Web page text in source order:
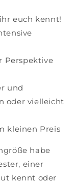
euch kennt!
Perspektive
und
oder vielleicht
kleinen Preis
habe
einer
kennt oder